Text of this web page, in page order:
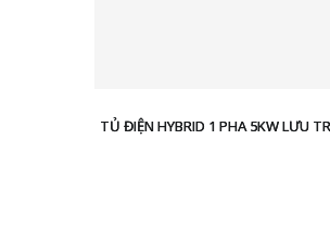
TỦ ĐIỆN HYBRID 1 PHA 5KW LƯU